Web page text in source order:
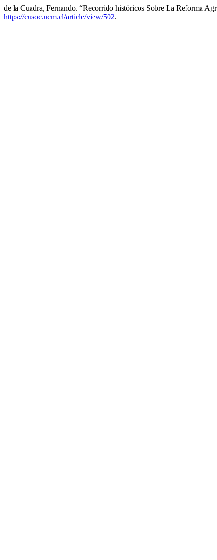
de la Cuadra, Fernando. “Recorrido históricos Sobre La Reforma
https://cusoc.ucm.cl/article/view/502.